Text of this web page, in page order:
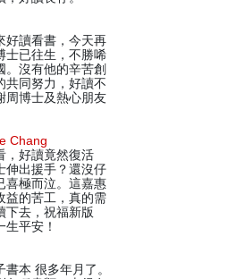
好讀看書，今天再
士已往生，不勝唏
。沒有他的辛苦創
共同努力，好讀不
周博士及熱心朋友
Chang
，好讀竟然復活
伸出援手？還沒仔
喜極而泣。這嘉惠
益的苦工，真的需
下去，祝福新版
平安！
本 很多年月了。